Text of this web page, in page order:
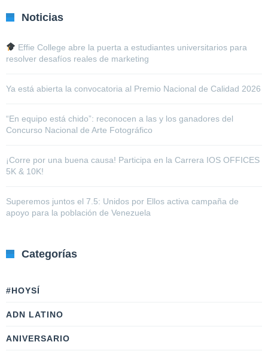
Noticias
Effie College abre la puerta a estudiantes universitarios para
resolver desafíos reales de marketing
Ya está abierta la convocatoria al Premio Nacional de Calidad 2026
“En equipo está chido”: reconocen a las y los ganadores del
Concurso Nacional de Arte Fotográfico
¡Corre por una buena causa! Participa en la Carrera IOS OFFICES
5K & 10K!
Superemos juntos el 7.5: Unidos por Ellos activa campaña de
apoyo para la población de Venezuela
Categorías
#HOYSÍ
ADN LATINO
ANIVERSARIO